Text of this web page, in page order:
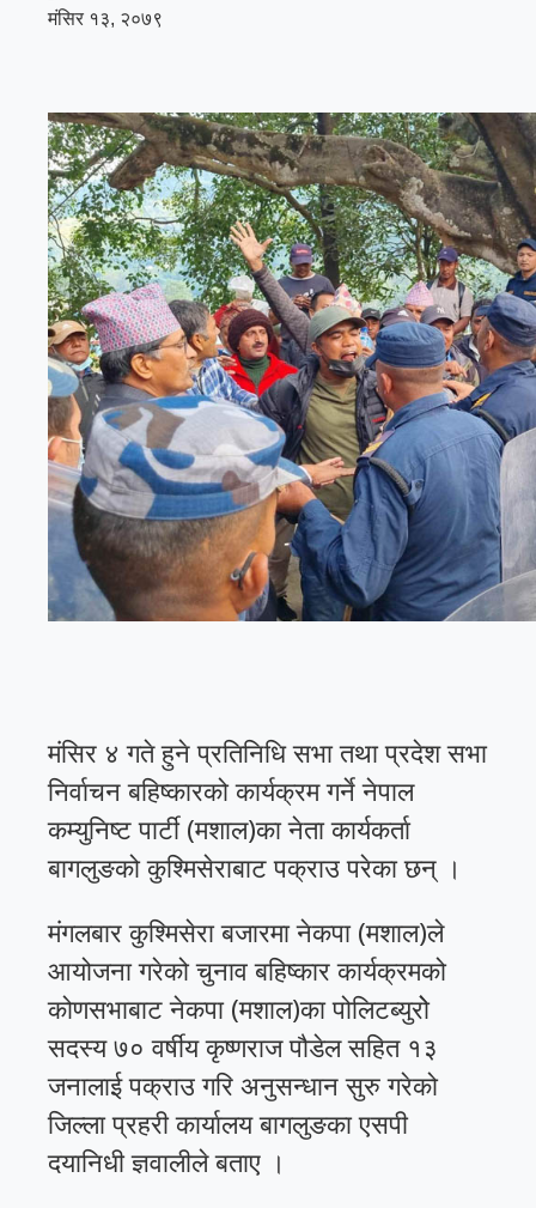
मंसिर १३, २०७९
मंसिर ४ गते हुने प्रतिनिधि सभा तथा प्रदेश सभा
निर्वाचन बहिष्कारको कार्यक्रम गर्ने नेपाल
कम्युनिष्ट पार्टी (मशाल)का नेता कार्यकर्ता
बागलुङको कुश्मिसेराबाट पक्राउ परेका छन् ।
मंगलबार कुश्मिसेरा बजारमा नेकपा (मशाल)ले
आयोजना गरेको चुनाव बहिष्कार कार्यक्रमको
कोणसभाबाट नेकपा (मशाल)का पोलिटब्युरोे
सदस्य ७० वर्षीय कृष्णराज पौडेल सहित १३
जनालाई पक्राउ गरि अनुसन्धान सुरु गरेको
जिल्ला प्रहरी कार्यालय बागलुङका एसपी
दयानिधी ज्ञवालीले बताए ।